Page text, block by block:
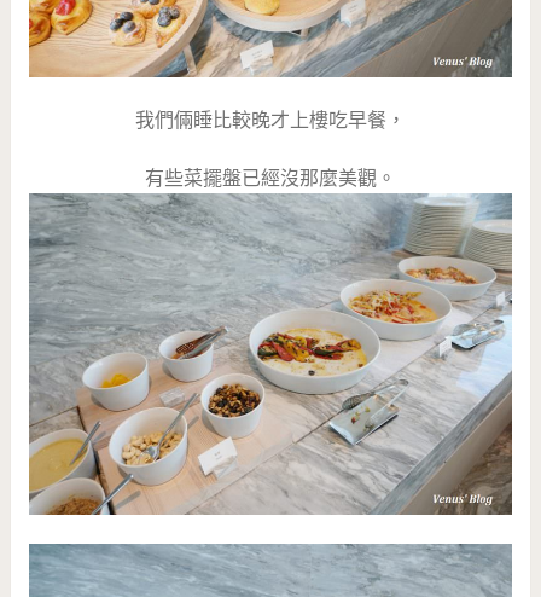
我們倆睡比較晚才上樓吃早餐，
有些菜擺盤已經沒那麼美觀。